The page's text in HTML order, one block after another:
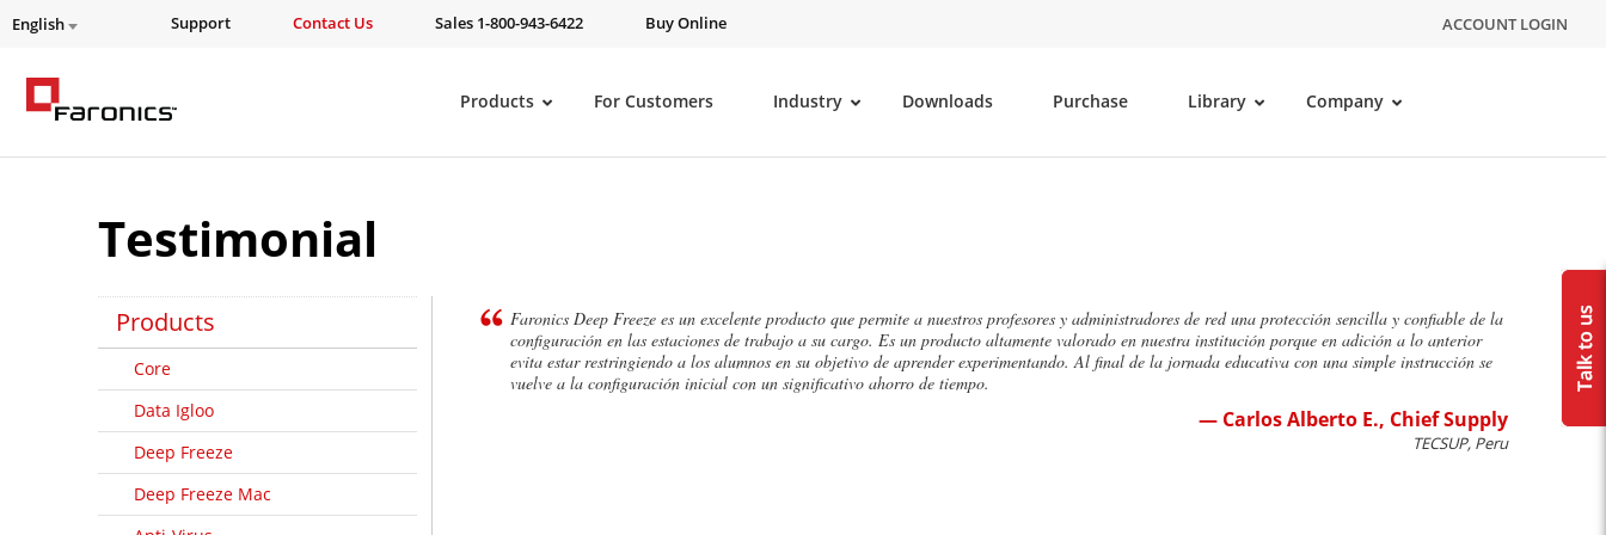
English Support Contact Us Sales 1-800-943-6422 Buy Online ACCOUNT LOGIN
Products For Customers Industry Downloads Purchase Library Company
Testimonial
Faronics Deep Freeze es un excelente producto que permite a nuestros profesores y administradores de red una protección sencilla y confiable de la
configuración en las estaciones de trabajo a su cargo. Es un producto altamente valorado en nuestra institución porque en adición a lo anterior
evita estar restringiendo a los alumnos en su objetivo de aprender experimentando. Al final de la jornada educativa con una simple instrucción se
vuelve a la configuración inicial con un significativo ahorro de tiempo.
— Carlos Alberto E., Chief Supply
TECSUP, Peru
Products
Core
Data Igloo
Deep Freeze
Deep Freeze Mac